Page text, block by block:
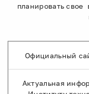
планировать свое
Официальный
Актуальная